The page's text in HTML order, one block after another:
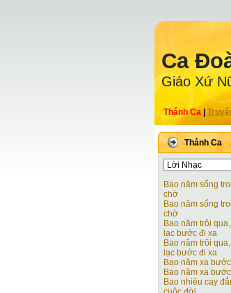
Ca
Giáo Xứ
Thánh Ca
Thánh Ca
Bao năm sống
chờ
Bao năm sống
chờ
Bao năm trôi
lạc bước đi xa
Bao năm trôi
lạc bước đi xa
Bao năm xa bước
Bao năm xa bước
Bao nhiêu cay